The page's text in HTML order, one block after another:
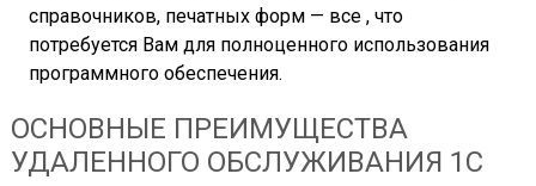
справочников, печатных форм — все , что
потребуется Вам для полноценного использования
программного обеспечения.
ОСНОВНЫЕ ПРЕИМУЩЕСТВА
УДАЛЕННОГО ОБСЛУЖИВАНИЯ 1С